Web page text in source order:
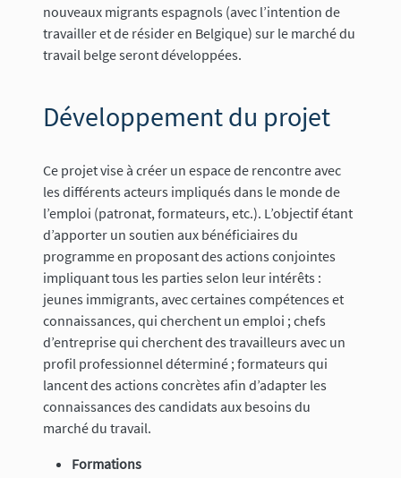
nouveaux migrants espagnols (avec l’intention de
travailler et de résider en Belgique) sur le marché du
travail belge seront développées.
Développement du projet
Ce projet vise à créer un espace de rencontre avec
les différents acteurs impliqués dans le monde de
l’emploi (patronat, formateurs, etc.). L’objectif étant
d’apporter un soutien aux bénéficiaires du
programme en proposant des actions conjointes
impliquant tous les parties selon leur intérêts :
jeunes immigrants, avec certaines compétences et
connaissances, qui cherchent un emploi ; chefs
d’entreprise qui cherchent des travailleurs avec un
profil professionnel déterminé ; formateurs qui
lancent des actions concrètes afin d’adapter les
connaissances des candidats aux besoins du
marché du travail.
Formations